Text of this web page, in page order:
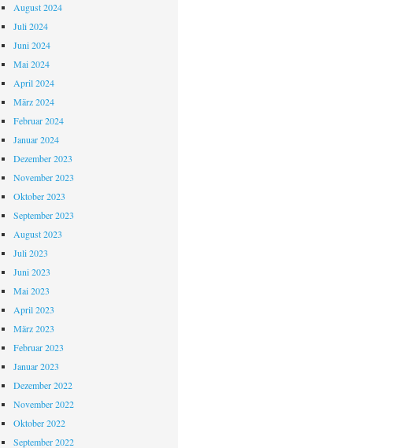
August 2024
Juli 2024
Juni 2024
Mai 2024
April 2024
März 2024
Februar 2024
Januar 2024
Dezember 2023
November 2023
Oktober 2023
September 2023
August 2023
Juli 2023
Juni 2023
Mai 2023
April 2023
März 2023
Februar 2023
Januar 2023
Dezember 2022
November 2022
Oktober 2022
September 2022